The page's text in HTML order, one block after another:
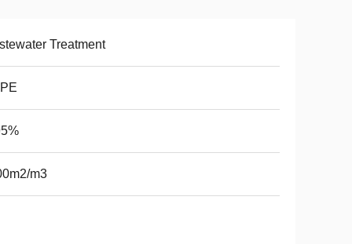
Treatment
m3